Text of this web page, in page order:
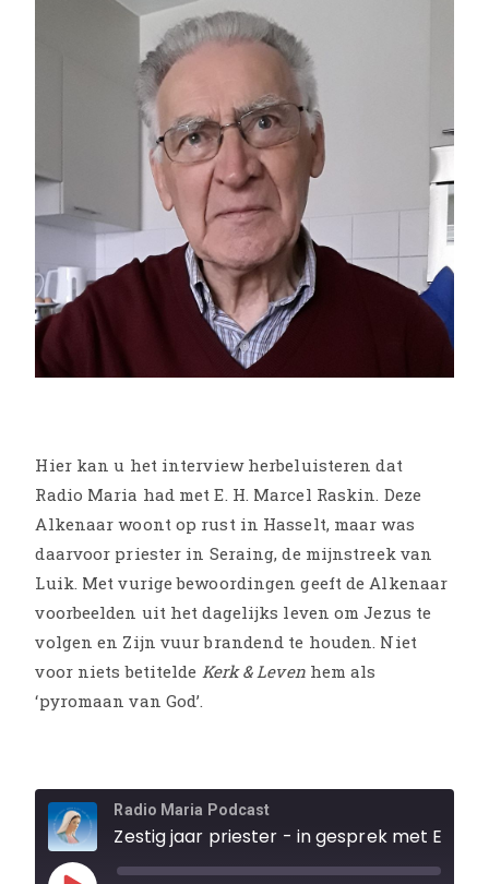
Hier kan u het interview herbeluisteren dat
Radio Maria had met E. H. Marcel Raskin. Deze
Alkenaar woont op rust in Hasselt, maar was
daarvoor priester in Seraing, de mijnstreek van
Luik. Met vurige bewoordingen geeft de Alkenaar
voorbeelden uit het dagelijks leven om Jezus te
volgen en Zijn vuur brandend te houden. Niet
voor niets betitelde Kerk & Leven hem als
‘pyromaan van God’.
Radio Maria Podcast